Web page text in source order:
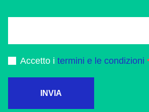
Accetto i termini e le condizioni
INVIA